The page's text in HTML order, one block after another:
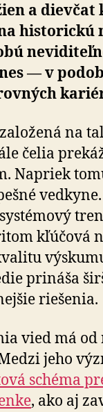
a dievčat
historickú
— v
na
čelia
Napriek
kľúčová
prináša
riešenia.
vied má
jeho
schéma
, ako aj